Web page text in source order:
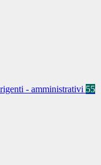
- amministrativi 55